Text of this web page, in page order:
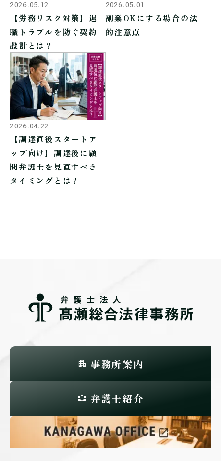
2026.05.12
【労務リスク対策】退
職トラブルを防ぐ契約
設計とは？
2026.05.01
副業OKにする場合の法
的注意点
2026.04.22
【調達直後スタートア
ップ向け】調達後に顧
問弁護士を見直すべき
タイミングとは？
事務所案内
弁護士紹介